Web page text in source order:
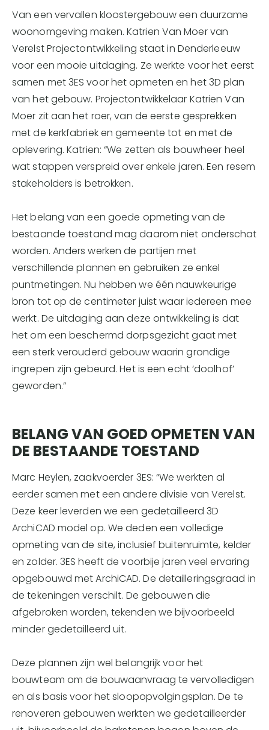
Van een vervallen kloostergebouw een duurzame
woonomgeving maken. Katrien Van Moer van
Verelst Projectontwikkeling staat in Denderleeuw
voor een mooie uitdaging. Ze werkte voor het eerst
samen met 3ES voor het opmeten en het 3D plan
van het gebouw. Projectontwikkelaar Katrien Van
Moer zit aan het roer, van de eerste gesprekken
met de kerkfabriek en gemeente tot en met de
oplevering. Katrien: “We zetten als bouwheer heel
wat stappen verspreid over enkele jaren. Een resem
stakeholders is betrokken.
Het belang van een goede opmeting van de
bestaande toestand mag daarom niet onderschat
worden. Anders werken de partijen met
verschillende plannen en gebruiken ze enkel
puntmetingen. Nu hebben we één nauwkeurige
bron tot op de centimeter juist waar iedereen mee
werkt. De uitdaging aan deze ontwikkeling is dat
het om een beschermd dorpsgezicht gaat met
een sterk verouderd gebouw waarin grondige
ingrepen zijn gebeurd. Het is een echt ‘doolhof’
geworden.”
BELANG VAN GOED OPMETEN VAN
DE BESTAANDE TOESTAND
Marc Heylen, zaakvoerder 3ES: “We werkten al
eerder samen met een andere divisie van Verelst.
Deze keer leverden we een gedetailleerd 3D
ArchiCAD model op. We deden een volledige
opmeting van de site, inclusief buitenruimte, kelder
en zolder. 3ES heeft de voorbije jaren veel ervaring
opgebouwd met ArchiCAD. De detailleringsgraad in
de tekeningen verschilt. De gebouwen die
afgebroken worden, tekenden we bijvoorbeeld
minder gedetailleerd uit.
Deze plannen zijn wel belangrijk voor het
bouwteam om de bouwaanvraag te vervolledigen
en als basis voor het sloopopvolgingsplan. De te
renoveren gebouwen werkten we gedetailleerder